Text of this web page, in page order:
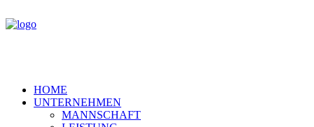
HOME
UNTERNEHMEN
MANNSCHAFT